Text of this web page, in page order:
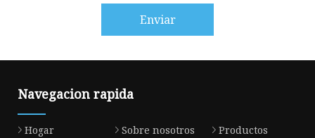
Enviar
Navegacion rapida
Hogar Sobre nosotros
Productos